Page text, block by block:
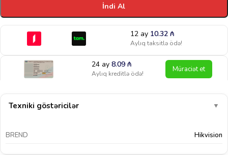
İndi Al
12 ay 10.32 ₼
Aylıq taksitlə ödə!
24 ay8.09₼
Aylıq kreditlə ödə! Müraciət et
Texniki göstəricilər ▼
BREND Hikvision